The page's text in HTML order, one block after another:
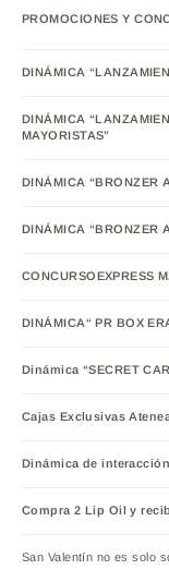
PROMOCIONES Y
DINÁMICA
DINÁMICA
MAYORISTAS”
DINÁMICA “BRONZER
DINÁMICA “BRONZER
CONCURSOEXPRESS
DINÁMICA“ PR BOX
Dinámica “SECRET
Cajas Exclusivas
Dinámica de
Compra 2 Lip Oil y
San Valentín no es solo